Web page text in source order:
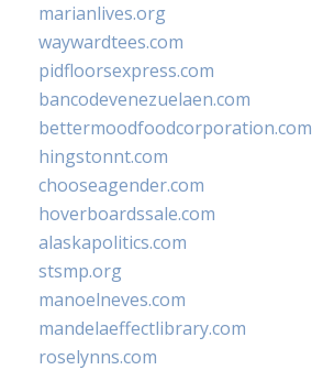
marianlives.org
waywardtees.com
pidfloorsexpress.com
bancodevenezuelaen.com
bettermoodfoodcorporation.com
hingstonnt.com
chooseagender.com
hoverboardssale.com
alaskapolitics.com
stsmp.org
manoelneves.com
mandelaeffectlibrary.com
roselynns.com